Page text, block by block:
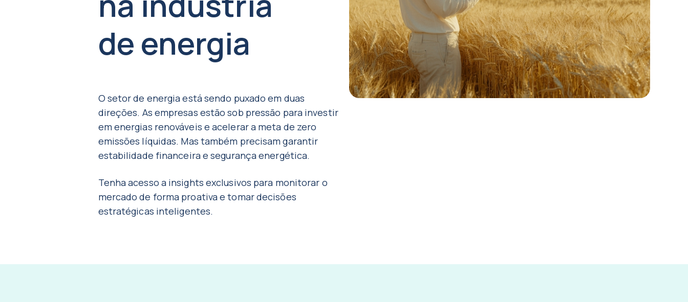
de energia
O setor de energia está sendo puxado em duas
direções. As empresas estão sob pressão para investir
em energias renováveis e acelerar a meta de zero
emissões líquidas. Mas também precisam garantir
estabilidade financeira e segurança energética.
Tenha acesso a insights exclusivos para monitorar o
mercado de forma proativa e tomar decisões
estratégicas inteligentes.